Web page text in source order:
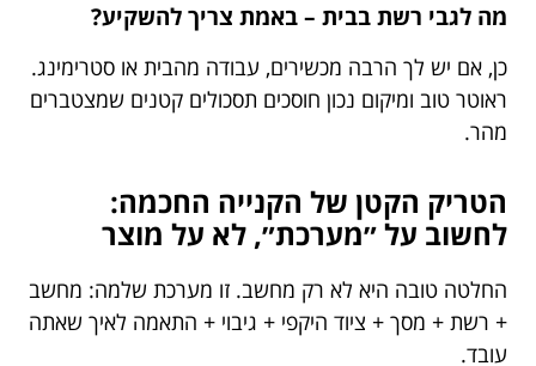
מה לגבי רשת בבית – באמת צריך להשקיע?
כן, אם יש לך הרבה מכשירים, עבודה מהבית או סטרימינג.
ראוטר טוב ומיקום נכון חוסכים תסכולים קטנים שמצטברים
מהר.
הטריק הקטן של הקנייה החכמה:
לחשוב על ״מערכת״, לא על מוצר
החלטה טובה היא לא רק מחשב. זו מערכת שלמה: מחשב
+ רשת + מסך + ציוד היקפי + גיבוי + התאמה לאיך שאתה
עובד.